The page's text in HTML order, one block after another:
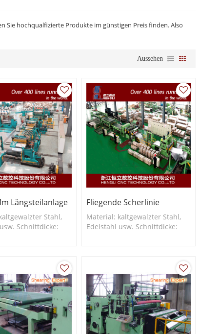
Sie hochqualfizierte Produkte im günstigen Preis finden. Also
Aussehen
Längsteilanlage
Stahl,
Schnittdicke:
Fliegende Scherlinie
Material: kaltgewalzter Stahl,
Edelstahl usw. Schnittdicke: